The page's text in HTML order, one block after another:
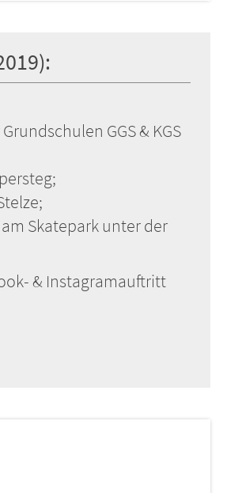
GGS & KGS
Skatepark unter der
& Instagramauftritt